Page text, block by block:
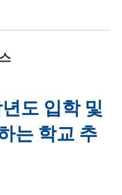
도 입학 및
는 학교 추